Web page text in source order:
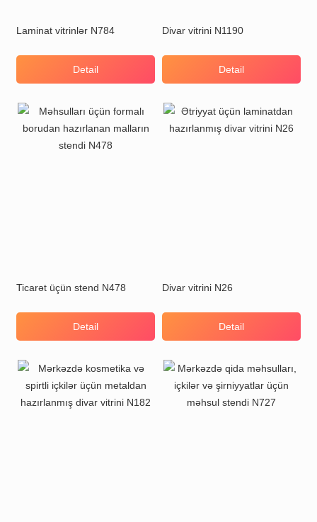
Laminat vitrinlər N784
Detail
Divar vitrini N1190
Detail
Ticarət üçün stend N478
Detail
Divar vitrini N26
Detail